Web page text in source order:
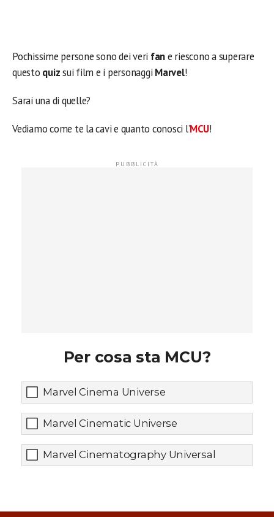
Pochissime persone sono dei veri fane riescono a superare
questo quizsui film e i personaggi Marvel!
Sarai una di quelle?
Vediamo come te la cavi e quanto conosci l’MCU!
Per cosa sta MCU?
Marvel Cinema Universe
Marvel Cinematic Universe
Marvel Cinematography Universal